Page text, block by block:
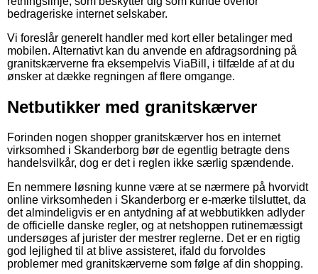
bedrageriske internet selskaber.
Vi foreslår generelt handler med kort eller betalinger med
mobilen. Alternativt kan du anvende en afdragsordning på
granitskærverne fra eksempelvis ViaBill, i tilfælde af at du
ønsker at dække regningen af flere omgange.
Netbutikker med granitskærver
Forinden nogen shopper granitskærver hos en internet
virksomhed i Skanderborg bør de egentlig betragte dens
handelsvilkår, dog er det i reglen ikke særlig spændende.
En nemmere løsning kunne være at se nærmere på hvorvidt
online virksomheden i Skanderborg er e-mærke tilsluttet, da
det almindeligvis er en antydning af at webbutikken adlyder
de officielle danske regler, og at netshoppen rutinemæssigt
undersøges af jurister der mestrer reglerne. Det er en rigtig
god lejlighed til at blive assisteret, ifald du forvoldes
problemer med granitskærverne som følge af din shopping.